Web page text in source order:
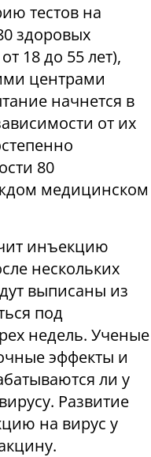
тестов на
здоровых
18 до 55 лет),
центрами
начнется в
от их
80
медицинском
инъекцию
нескольких
выписаны из
под
недель. Ученые
эффекты и
ли у
Развитие
на вирус у